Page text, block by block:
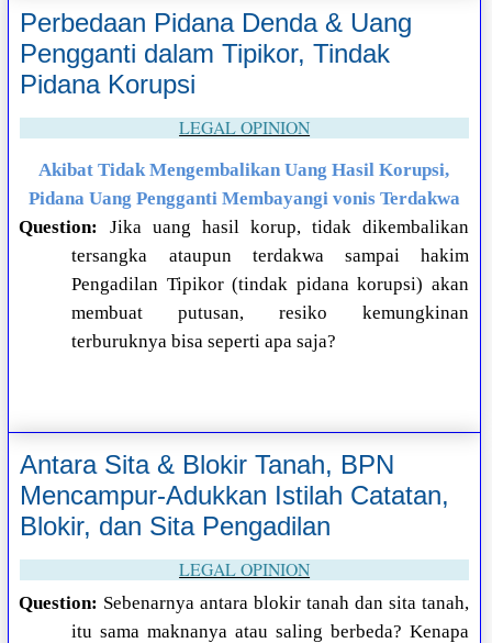
Perbedaan Pidana Denda & Uang
Pengganti dalam Tipikor, Tindak
Pidana Korupsi
LEGAL OPINION
Akibat Tidak Mengembalikan Uang Hasil Korupsi,
Pidana Uang Pengganti Membayangi vonis Terdakwa
Question:
Jika uang hasil korup, tidak dikembalikan
tersangka ataupun terdakwa sampai hakim
Pengadilan Tipikor (tindak pidana korupsi) akan
membuat putusan, resiko kemungkinan
terburuknya bisa seperti apa saja?
Antara Sita & Blokir Tanah, BPN
Mencampur-Adukkan Istilah Catatan,
Blokir, dan Sita Pengadilan
LEGAL OPINION
Question: Sebenarnya antara blokir tanah dan sita tanah,
itu sama maknanya atau saling berbeda? Kenapa